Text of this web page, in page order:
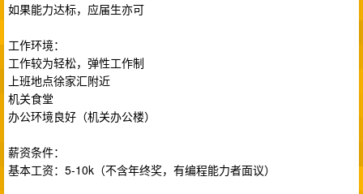
如果能力达标，应届生亦可
工作环境：
工作较为轻松，弹性工作制
上班地点徐家汇附近
机关食堂
办公环境良好（机关办公楼）
薪资条件：
基本工资：5-10k（不含年终奖，有编程能力者面议）